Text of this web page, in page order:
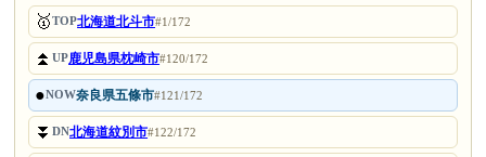
🥇TOP北海道北斗市#1/172
⏫UP鹿児島県枕崎市#120/172
●NOW奈良県五條市#121/172
⏬DN北海道紋別市#122/172